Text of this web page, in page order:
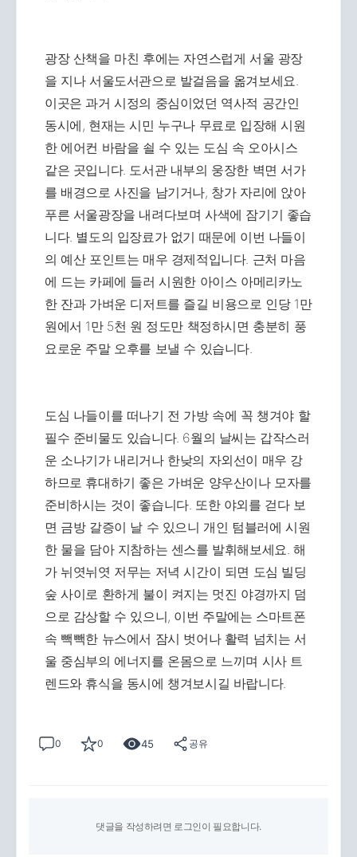
광장 산책을 마친 후에는 자연스럽게 서울 광장
을 지나 서울도서관으로 발걸음을 옮겨보세요.
이곳은 과거 시정의 중심이었던 역사적 공간인
동시에, 현재는 시민 누구나 무료로 입장해 시원
한 에어컨 바람을 쇨 수 있는 도심 속 오아시스
같은 곳입니다. 도서관 내부의 웅장한 벽면 서가
를 배경으로 사진을 남기거나, 창가 자리에 앉아
푸른 서울광장을 내려다보며 사색에 잠기기 좋습
니다. 별도의 입장료가 없기 때문에 이번 나들이
의 예산 포인트는 매우 경제적입니다. 근처 마음
에 드는 카페에 들러 시원한 아이스 아메리카노
한 잔과 가벼운 디저트를 즐길 비용으로 인당 1만
원에서 1만 5천 원 정도만 책정하시면 충분히 풍
요로운 주말 오후를 보낼 수 있습니다.
도심 나들이를 떠나기 전 가방 속에 꼭 챙겨야 할
필수 준비물도 있습니다. 6월의 날씨는 갑작스러
운 소나기가 내리거나 한낮의 자외선이 매우 강
하므로 휴대하기 좋은 가벼운 양우산이나 모자를
준비하시는 것이 좋습니다. 또한 야외를 걷다 보
면 금방 갈증이 날 수 있으니 개인 텀블러에 시원
한 물을 담아 지참하는 센스를 발휘해보세요. 해
가 뉘엿뉘엿 저무는 저녁 시간이 되면 도심 빌딩
숲 사이로 환하게 불이 켜지는 멋진 야경까지 덤
으로 감상할 수 있으니, 이번 주말에는 스마트폰
속 빽빽한 뉴스에서 잠시 벗어나 활력 넘치는 서
울 중심부의 에너지를 온몸으로 느끼며 시사 트
렌드와 휴식을 동시에 챙겨보시길 바랍니다.
0 0 45 공유
댓글을 작성하려면 로그인이 필요합니다.